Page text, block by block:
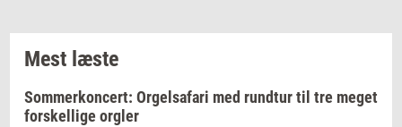
Mest læste
Sommerkoncert: Orgelsafari med rundtur til tre meget
forskellige orgler